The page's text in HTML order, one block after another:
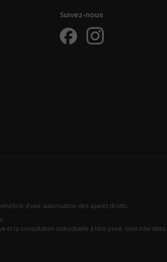
Suivez-nous
d'une autorisation des ayants droits.
et la consultation individuelle à titre privé, sont interdites.